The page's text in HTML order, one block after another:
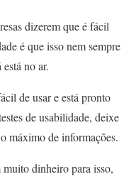
dizerem que é fácil
é que isso nem sempre
está no ar.
de usar e está pronto
de usabilidade, deixe
máximo de informações.
dinheiro para isso,